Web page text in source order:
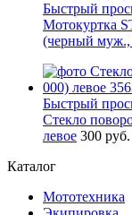
Быстрый
Мотокуртка
(черный
Быстрый
Стекло
левое 300 руб.
Каталог
Мототехника